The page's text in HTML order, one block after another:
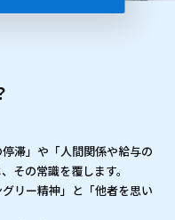
滞」や「人間関係や給与の
その常識を覆します。
リー精神」と「他者を思い